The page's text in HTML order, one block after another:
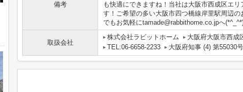
備考
も快適にできますね！当社は大阪市西成区エ
す！ご希望の多い大阪市四つ橋線岸里駅周辺
でもお気軽にtamade@rabbithome.co.jpへ
取扱会社
株式会社ラビットホーム
大阪府大阪市西成
TEL:06-6658-2233
大阪府知事 (4) 第55030号